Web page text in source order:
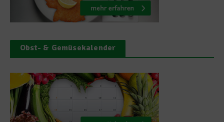
Obst- & Gemüsekalender